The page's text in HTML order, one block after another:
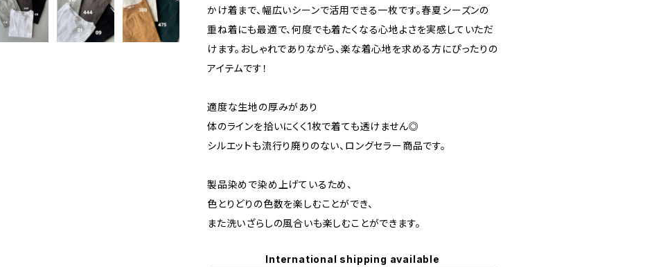
かけ着まで、幅広いシーンで活用できる一枚です。春夏シーズンの
重ね着にも最適で、何度でも着たくなる心地よさを実感していただ
けます。おしゃれでありながら、楽な着心地を求める方にぴったりの
アイテムです！
適度な生地の厚みがあり
体のラインを拾いにくく1枚で着ても透けません◎
シルエットも流行り廃りのない、ロングセラー商品です。
製品染めで染め上げているため、
色とりどりの色数を楽しむことができ、
また洗いざらしの風合いも楽しむことができます。
International shipping available